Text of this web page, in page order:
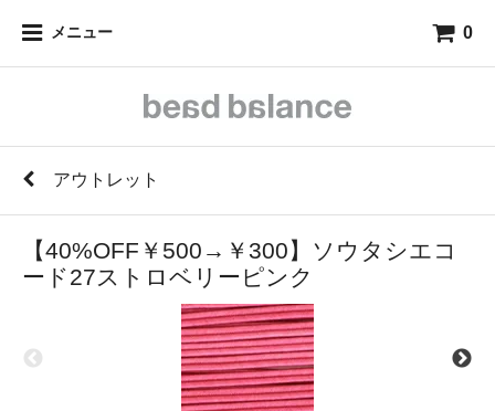
メニュー 0
アウトレット
【40%OFF￥500→￥300】ソウタシエコ
ード27ストロベリーピンク